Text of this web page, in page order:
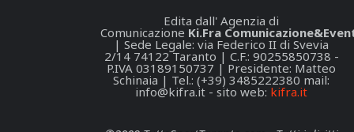
Edita dall' Agenzia di
Comunicazione Ki.Fra
| Sede Legale: via Federico II di Svevia
2/14 74122 Taranto | C.F.: 90255850738 -
P.IVA 03189150737 | Presidente: Matteo
Schinaia | Tel.: (+39) 3485222380 mail:
info@kifra.it - sito web: kifra.it